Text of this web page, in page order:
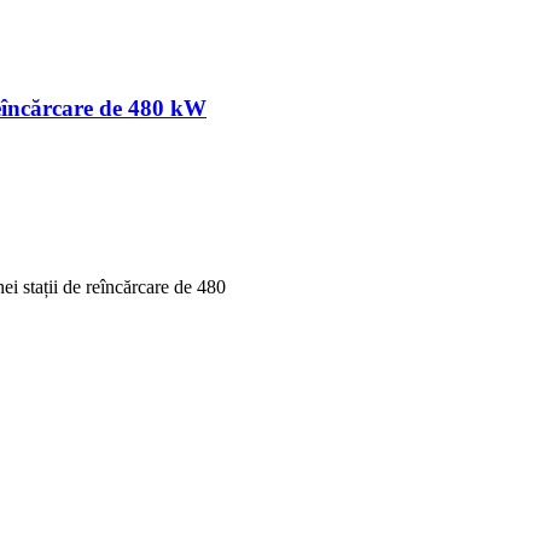
de 480 kW
stații de reîncărcare de 480